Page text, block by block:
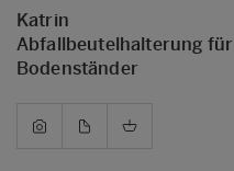
Katrin
Abfallbeutelhalterung für
Bodenständer